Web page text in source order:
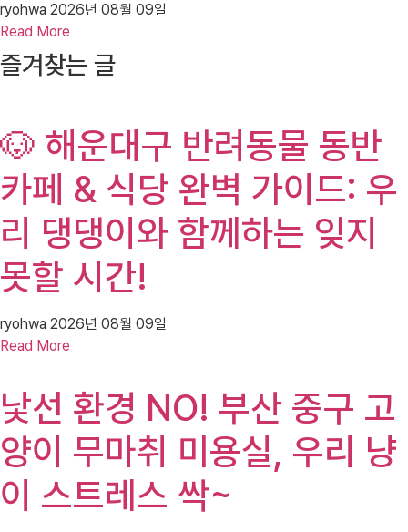
ryohwa 2026년 08월 09일
Read More
즐겨찾는 글
🐶 해운대구 반려동물 동반
카페 & 식당 완벽 가이드: 우
리 댕댕이와 함께하는 잊지
못할 시간!
ryohwa 2026년 08월 09일
Read More
낯선 환경 NO! 부산 중구 고
양이 무마취 미용실, 우리 냥
이 스트레스 싹~